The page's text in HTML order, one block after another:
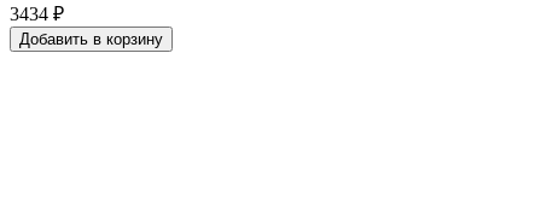
3434 ₽
Добавить в корзину